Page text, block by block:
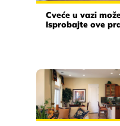
Cveće u vazi
Isprobajte ove